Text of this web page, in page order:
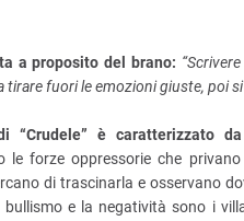
a proposito del brano:
tirare fuori le emozioni giuste, poi
“Crudele” è caratterizzato
le forze oppressorie che
di trascinarla e osservano
bullismo e la negatività sono i